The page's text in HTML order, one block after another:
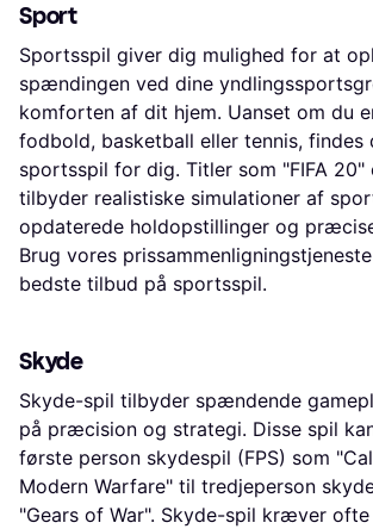
Sport
Sportsspil giver dig mulighed for at
spændingen ved dine
komforten af dit hjem. Uanset om du
fodbold, basketball eller tennis, findes
sportsspil for dig. Titler som "FIFA 20"
tilbyder realistiske simulationer af
opdaterede holdopstillinger og
Brug vores
bedste tilbud på sportsspil.
Skyde
Skyde-spil tilbyder spændende
på præcision og strategi. Disse spil
første person skydespil (FPS) som
Modern Warfare" til tredjeperson
"Gears of War". Skyde-spil kræver